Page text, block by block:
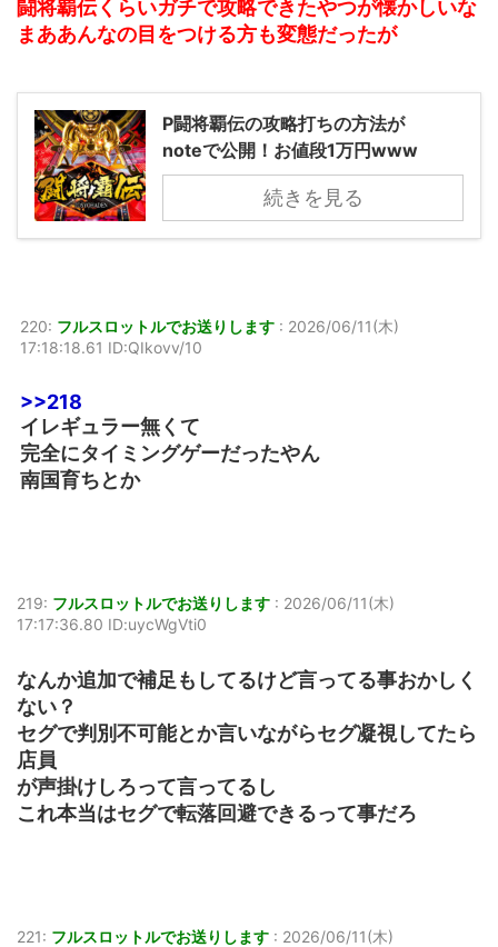
闘将覇伝くらいガチで攻略できたやつが懐かしいな
まああんなの目をつける方も変態だったが
P闘将覇伝の攻略打ちの方法が
noteで公開！お値段1万円www
続きを見る
220: フルスロットルでお送りします : 2026/06/11(木)
17:18:18.61 ID:QIkovv/10
>>218
イレギュラー無くて
完全にタイミングゲーだったやん
南国育ちとか
219: フルスロットルでお送りします : 2026/06/11(木)
17:17:36.80 ID:uycWgVti0
なんか追加で補足もしてるけど言ってる事おかしく
ない？
セグで判別不可能とか言いながらセグ凝視してたら
店員
が声掛けしろって言ってるし
これ本当はセグで転落回避できるって事だろ
221: フルスロットルでお送りします : 2026/06/11(木)